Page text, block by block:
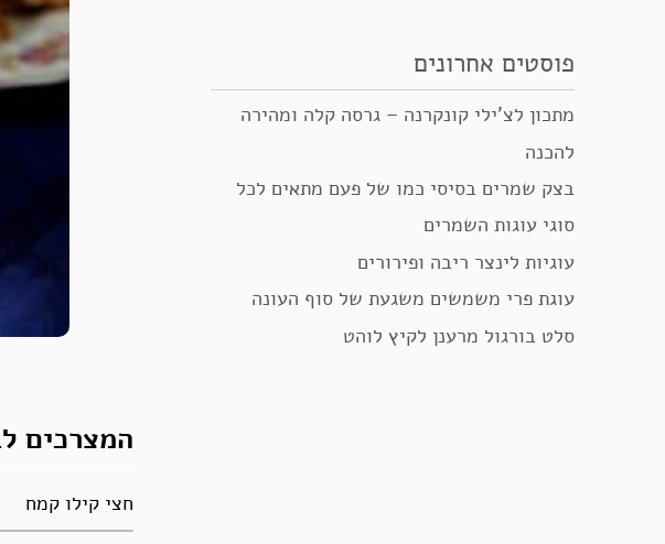
המצרכים
חצי קילו קמח
פוסטים אחרונים
מתכון לצ’ילי קונקרנה – גרסה קלה ומהירה
להכנה
בצק שמרים בסיסי כמו של פעם מתאים לכל
סוגי עוגות השמרים
עוגיות לינצר ריבה ופירורים
עוגת פרי משמשים משגעת של סוף העונה
סלט בורגול מרענן לקיץ לוהט